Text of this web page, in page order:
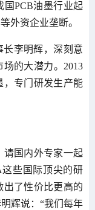
国PCB油墨行业起
外资企业垄断。
长李明辉，深刻意
的大潜力。2013
，专门研发生产能
请国内外专家一起
些国际顶尖的研
出了性价比更高的
辉说：“我们每年